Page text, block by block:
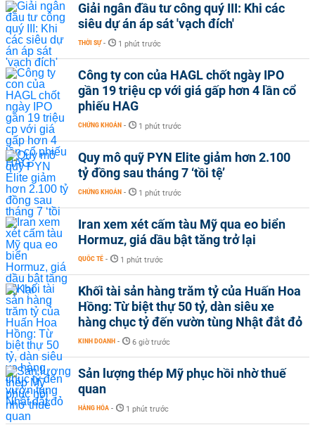
Giải ngân đầu tư công quý III: Khi các
siêu dự án áp sát 'vạch đích'
THỜI SỰ - 1 phút trước
Công ty con của HAGL chốt ngày IPO
gần 19 triệu cp với giá gấp hơn 4 lần cổ
phiếu HAG
CHỨNG KHOÁN - 1 phút trước
Quy mô quỹ PYN Elite giảm hơn 2.100
tỷ đồng sau tháng 7 ‘tồi tệ’
CHỨNG KHOÁN - 1 phút trước
Iran xem xét cấm tàu Mỹ qua eo biển
Hormuz, giá dầu bật tăng trở lại
QUỐC TẾ - 1 phút trước
Khối tài sản hàng trăm tỷ của Huấn Hoa
Hồng: Từ biệt thự 50 tỷ, dàn siêu xe
hàng chục tỷ đến vườn tùng Nhật đắt đỏ
KINH DOANH - 6 giờ trước
Sản lượng thép Mỹ phục hồi nhờ thuế
quan
HÀNG HÓA - 1 phút trước